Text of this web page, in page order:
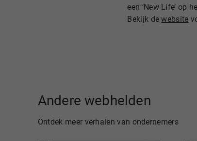
een ‘New Life’ op
Bekijk dewebsite
Andere webhelden
Ontdek meer verhalen van ondernemers